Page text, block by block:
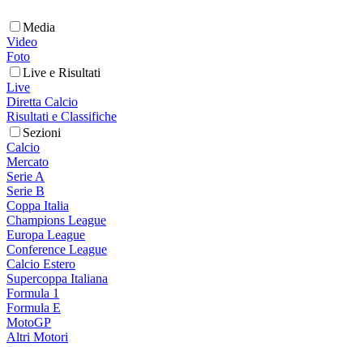
Media
Video
Foto
Live e Risultati
Live
Diretta Calcio
Risultati e Classifiche
Sezioni
Calcio
Mercato
Serie A
Serie B
Coppa Italia
Champions League
Europa League
Conference League
Calcio Estero
Supercoppa Italiana
Formula 1
Formula E
MotoGP
Altri Motori